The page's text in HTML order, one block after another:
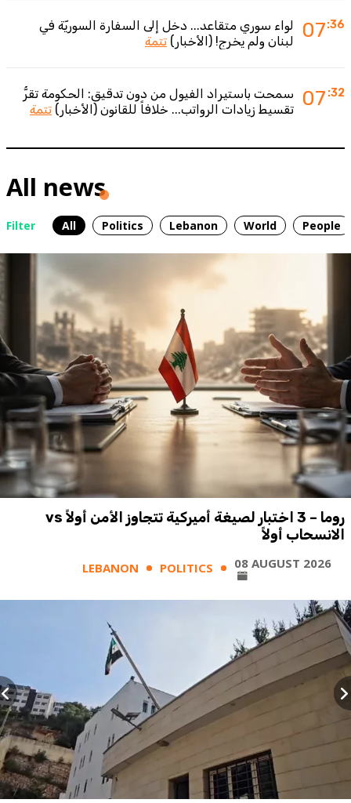
07:36
لواء سوري متقاعد... دخل إلى السفارة السوريّة في
لبنان ولم يخرج! (الأخبار) تتمة
07 :32
سمحت باستيراد الفيول من دون تدقيق: الحكومة تقرُّ
تقسيط زيادات الرواتب... خلافاً للقانون (الأخبار) تتمة
All news
Filter All Politics Lebanon World People
روما – 3 اختبار لصيغة أميركية تتجاوز الأمن أولاً vs
الانسحاب أولاً
LEBANON POLITICS 08 AUGUST 2026